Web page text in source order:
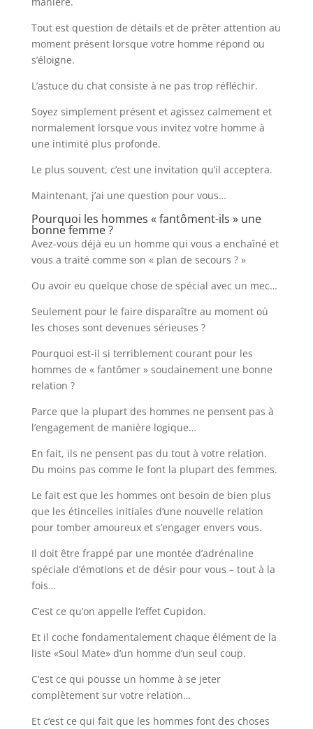
Tout est question de détails et de prêter attention au
moment présent lorsque votre homme répond ou
s’éloigne.
L’astuce du chat consiste à ne pas trop réfléchir.
Soyez simplement présent et agissez calmement et
normalement lorsque vous invitez votre homme à
une intimité plus profonde.
Le plus souvent, c’est une invitation qu’il acceptera.
Maintenant, j’ai une question pour vous…
Pourquoi les hommes « fantôment-ils » une
bonne femme ?
Avez-vous déjà eu un homme qui vous a enchaîné et
vous a traité comme son « plan de secours ? »
Ou avoir eu quelque chose de spécial avec un mec…
Seulement pour le faire disparaître au moment où
les choses sont devenues sérieuses ?
Pourquoi est-il si terriblement courant pour les
hommes de « fantômer » soudainement une bonne
relation ?
Parce que la plupart des hommes ne pensent pas à
l’engagement de manière logique…
En fait, ils ne pensent pas du tout à votre relation.
Du moins pas comme le font la plupart des femmes.
Le fait est que les hommes ont besoin de bien plus
que les étincelles initiales d’une nouvelle relation
pour tomber amoureux et s’engager envers vous.
Il doit être frappé par une montée d’adrénaline
spéciale d’émotions et de désir pour vous – tout à la
fois…
C’est ce qu’on appelle l’effet Cupidon.
Et il coche fondamentalement chaque élément de la
liste «Soul Mate» d’un homme d’un seul coup.
C’est ce qui pousse un homme à se jeter
complètement sur votre relation…
Et c’est ce qui fait que les hommes font des choses